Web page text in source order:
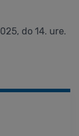
do 14. ure.